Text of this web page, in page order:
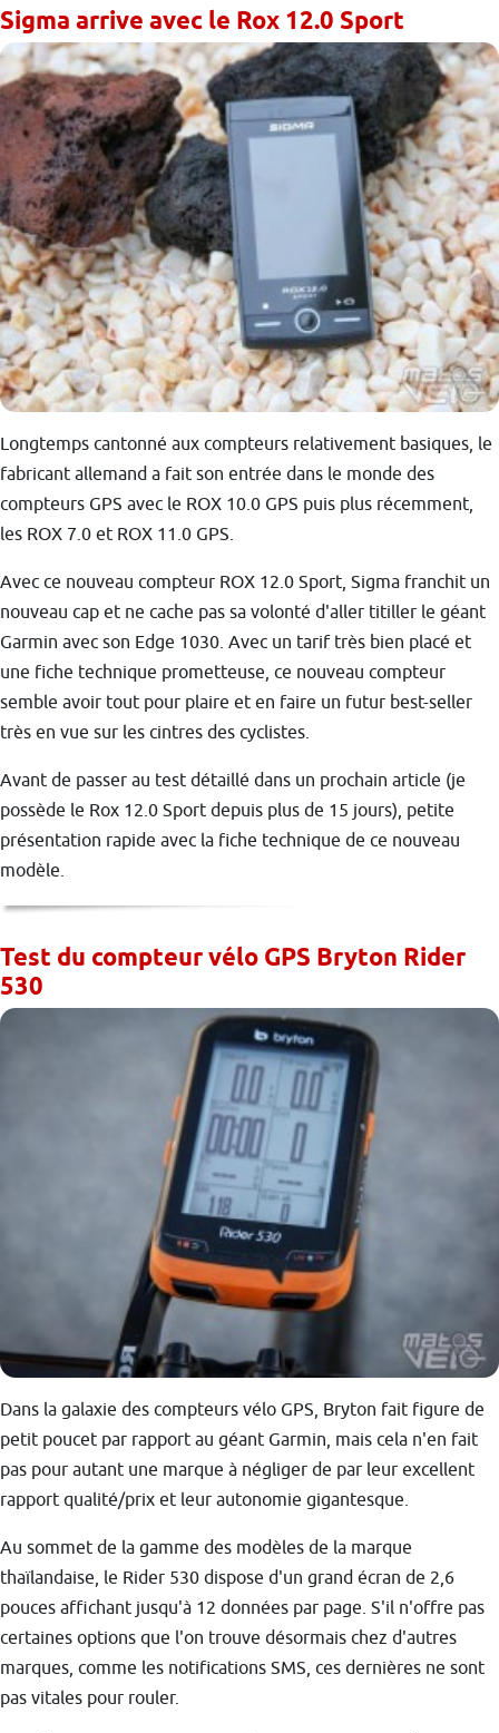
Sigma arrive avec le Rox 12.0 Sport
Longtemps cantonné aux compteurs relativement basiques, le
fabricant allemand a fait son entrée dans le monde des
compteurs GPS avec le ROX 10.0 GPS puis plus récemment,
les ROX 7.0 et ROX 11.0 GPS.
Avec ce nouveau compteur ROX 12.0 Sport, Sigma franchit un
nouveau cap et ne cache pas sa volonté d'aller titiller le géant
Garmin avec son Edge 1030. Avec un tarif très bien placé et
une fiche technique prometteuse, ce nouveau compteur
semble avoir tout pour plaire et en faire un futur best-seller
très en vue sur les cintres des cyclistes.
Avant de passer au test détaillé dans un prochain article (je
possède le Rox 12.0 Sport depuis plus de 15 jours), petite
présentation rapide avec la fiche technique de ce nouveau
modèle.
Test du compteur vélo GPS Bryton Rider
530
Dans la galaxie des compteurs vélo GPS, Bryton fait figure de
petit poucet par rapport au géant Garmin, mais cela n'en fait
pas pour autant une marque à négliger de par leur excellent
rapport qualité/prix et leur autonomie gigantesque.
Au sommet de la gamme des modèles de la marque
thaïlandaise, le Rider 530 dispose d'un grand écran de 2,6
pouces affichant jusqu'à 12 données par page. S'il n'offre pas
certaines options que l'on trouve désormais chez d'autres
marques, comme les notifications SMS, ces dernières ne sont
pas vitales pour rouler.